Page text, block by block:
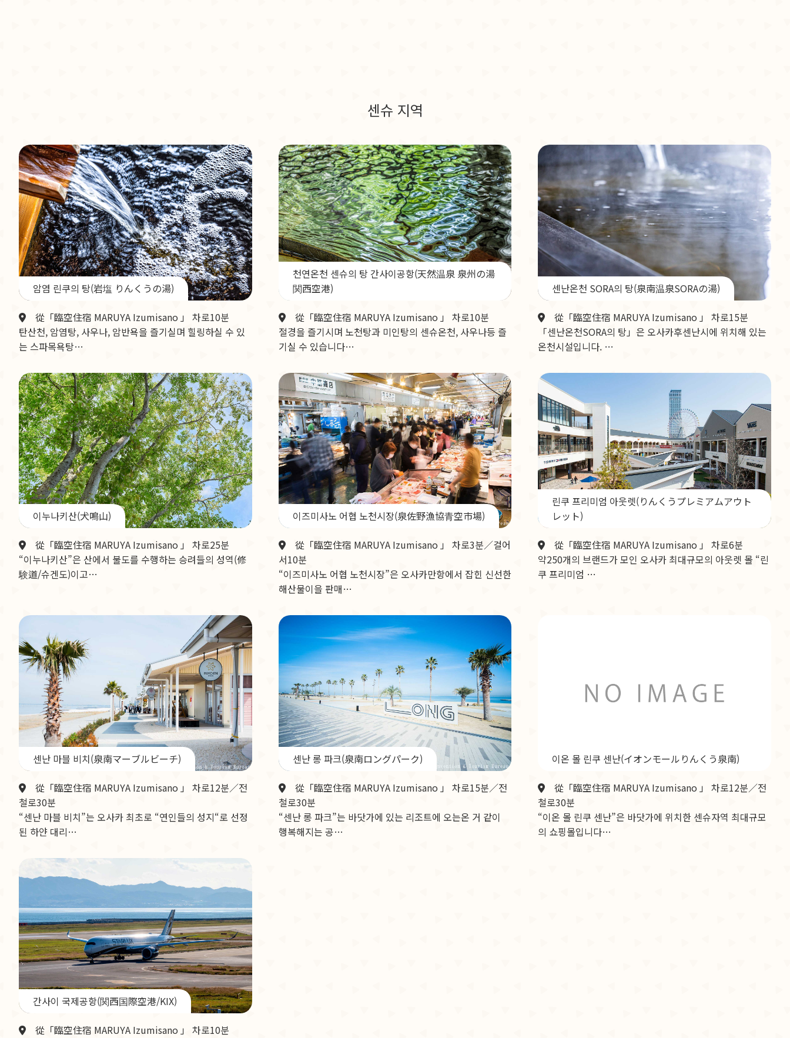
센슈 지역
암염 린쿠의 탕(岩塩 りんくうの湯)
從「臨空住宿 MARUYA Izumisano 」 차로10분
탄산천, 암염탕, 사우나, 암반욕을 즐기실며 힐링하실 수 있
는 스파목욕탕…
천연온천 센슈의 탕 간사이공항(天然温泉 泉州の湯
関西空港)
從「臨空住宿 MARUYA Izumisano 」 차로10분
절경을 즐기시며 노천탕과 미인탕의 센슈온천, 사우나등 즐
기실 수 있습니다…
센난온천 SORA의 탕(泉南温泉SORAの湯)
從「臨空住宿 MARUYA Izumisano 」 차로15분
「센난온천SORA의 탕」은 오사카후센난시에 위치해 있는
온천시설입니다. …
이누나키산(犬鳴山)
從「臨空住宿 MARUYA Izumisano 」 차로25분
“이누나키산”은 산에서 불도를 수행하는 승려들의 성역(修
験道/슈겐도)이고…
이즈미사노 어협 노천시장(泉佐野漁協青空市場)
從「臨空住宿 MARUYA Izumisano 」 차로3분／걸어
서10분
“이즈미사노 어협 노천시장”은 오사카만항에서 잡힌 신선한
해산물이을 판매…
린쿠 프리미엄 아웃렛(りんくうプレミアムアウト
レット)
從「臨空住宿 MARUYA Izumisano 」 차로6분
약250개의 브랜드가 모인 오사카 최대규모의 아웃렛 몰 “린
쿠 프리미엄 …
센난 마블 비치(泉南マーブルビーチ)
從「臨空住宿 MARUYA Izumisano 」 차로12분／전
철로30분
“센난 마블 비치”는 오사카 최초로 “연인들의 성지“로 선정
된 하얀 대리…
센난 롱 파크(泉南ロングパーク)
從「臨空住宿 MARUYA Izumisano 」 차로15분／전
철로30분
“센난 롱 파크”는 바닷가에 있는 리조트에 오는온 거 같이
행복해지는 공…
이온 몰 린쿠 센난(イオンモールりんくう泉南)
從「臨空住宿 MARUYA Izumisano 」 차로12분／전
철로30분
“이온 몰 린쿠 센난”은 바닷가에 위치한 센슈자역 최대규모
의 쇼핑몰입니다…
간사이 국제공항(関西国際空港/KIX)
從「臨空住宿 MARUYA Izumisano 」 차로10분